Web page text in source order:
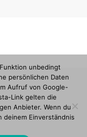
unbedingt
persönlichen Daten
Aufruf von Google-
Link gelten die
Anbieter. Wenn du
Einverständnis